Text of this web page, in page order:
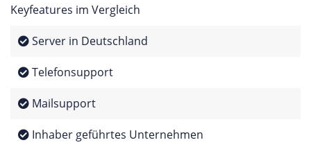
Keyfeatures im Vergleich
Server in Deutschland
Telefonsupport
Mailsupport
Inhaber geführtes Unternehmen